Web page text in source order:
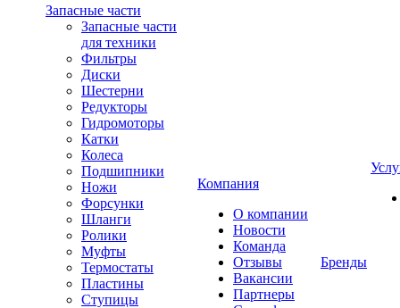
Запасные части
Запасные части
для техники
Фильтры
Диски
Шестерни
Редукторы
Гидромоторы
Катки
Колеса
Подшипники
Ножи
Форсунки
Шланги
Ролики
Муфты
Термостаты
Пластины
Ступицы
Компания
О компании
Новости
Команда
Отзывы
Вакансии
Партнеры
Бренды